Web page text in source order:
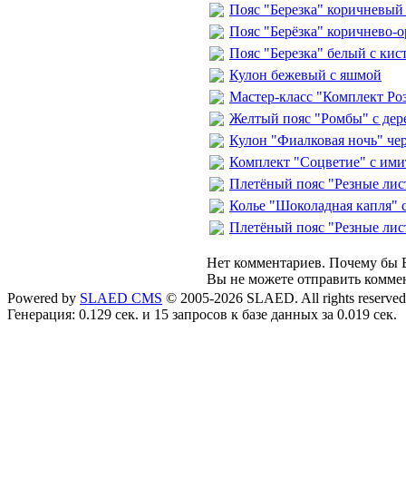
Пояс "Березка"
Пояс "Берёзка" коричнево-
Пояс "Березка" белый с
Кулон бежевый с яшмой
Мастер-класс "Комплект
Желтый пояс "Ромбы" с
Кулон "Фиалковая ночь"
Комплект "Соцветие" с
Плетёный пояс "Резные
Колье "Шоколадная капля"
Плетёный пояс "Резные
Нет комментариев. Почему бы
Вы не можете отправить
Powered by SLAED CMS © 2005-2026 SLAED. All rights
Генерация: 0.129 сек. и 15 запросов к базе данных за 0.019 сек.